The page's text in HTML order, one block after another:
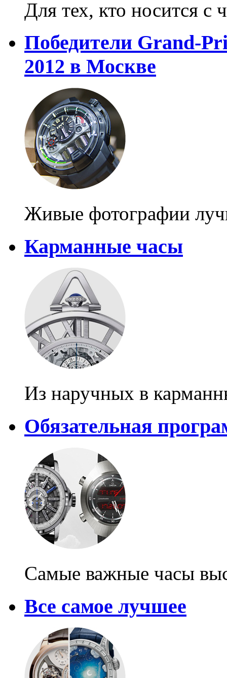
Для тех, кто носится с
Победители Grand-
2012 в Москве
Живые фотографии
Карманные часы
Из наручных в
Обязательная
Самые важные часы
Все самое лучшее